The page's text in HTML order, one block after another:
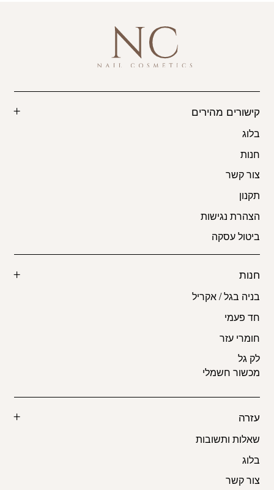
קישורים מהירים
בלוג
חנות
צור קשר
תקנון
הצהרת נגישות
ביטול עסקה
חנות
בניה בגל / אקריל
חד פעמי
חומרי עזר
לק גל
מכשור חשמלי
עזרה
שאלות ותשובות
בלוג
צור קשר